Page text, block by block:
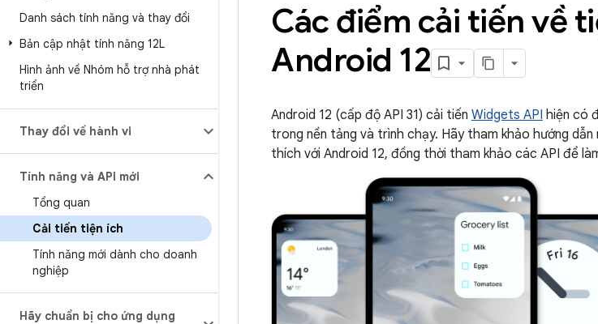
Danh sách tính năng và thay đổi
Bản cập nhật tính năng 12L
Hình ảnh về Nhóm hỗ trợ nhà phát
triển
Thay đổi về hành vi
Tính năng và API mới
Tổng quan
Cải tiến tiện ích
Tính năng mới dành cho doanh
nghiệp
Hãy chuẩn bị cho ứng dụng
Các điểm cải tiến về
Android 12
Android 12 (cấp độ API 31) cải tiến Widgets API hiện có
trong nền tảng và trình chạy. Hãy tham khảo hướng
thích với Android 12, đồng thời tham khảo các API để